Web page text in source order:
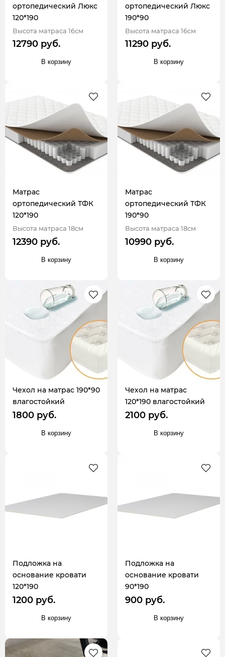
ортопедический Люкс
120*190
Высота матраса 16см
12790 руб.
В корзину
ортопедический Люкс
190*90
Высота матраса 16см
11290 руб.
В корзину
Матрас
ортопедический ТФК
120*190
Высота матраса 18см
12390 руб.
В корзину
Матрас
ортопедический ТФК
190*90
Высота матраса 18см
10990 руб.
В корзину
Чехол на матрас 190*90
влагостойкий
1800 руб.
В корзину
Чехол на матрас
120*190 влагостойкий
2100 руб.
В корзину
Подложка на
основание кровати
120*190
1200 руб.
В корзину
Подложка на
основание кровати
90*190
900 руб.
В корзину